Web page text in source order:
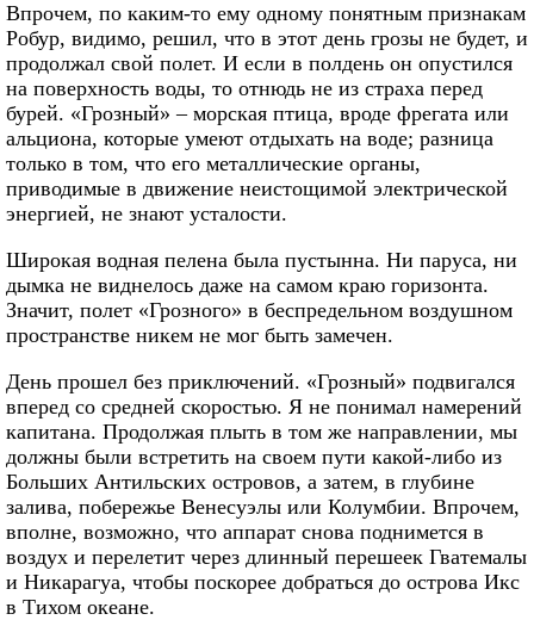
Впрочем, по каким-то ему одному понятным признакам
Робур, видимо, решил, что в этот день грозы не будет, и
продолжал свой полет. И если в полдень он опустился
на поверхность воды, то отнюдь не из страха перед
бурей. «Грозный» – морская птица, вроде фрегата или
альциона, которые умеют отдыхать на воде; разница
только в том, что его металлические органы,
приводимые в движение неистощимой электрической
энергией, не знают усталости.
Широкая водная пелена была пустынна. Ни паруса, ни
дымка не виднелось даже на самом краю горизонта.
Значит, полет «Грозного» в беспредельном воздушном
пространстве никем не мог быть замечен.
День прошел без приключений. «Грозный» подвигался
вперед со средней скоростью. Я не понимал намерений
капитана. Продолжая плыть в том же направлении, мы
должны были встретить на своем пути какой-либо из
Больших Антильских островов, а затем, в глубине
залива, побережье Венесуэлы или Колумбии. Впрочем,
вполне, возможно, что аппарат снова поднимется в
воздух и перелетит через длинный перешеек Гватемалы
и Никарагуа, чтобы поскорее добраться до острова Икс
в Тихом океане.